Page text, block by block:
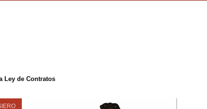
Ley de Contratos